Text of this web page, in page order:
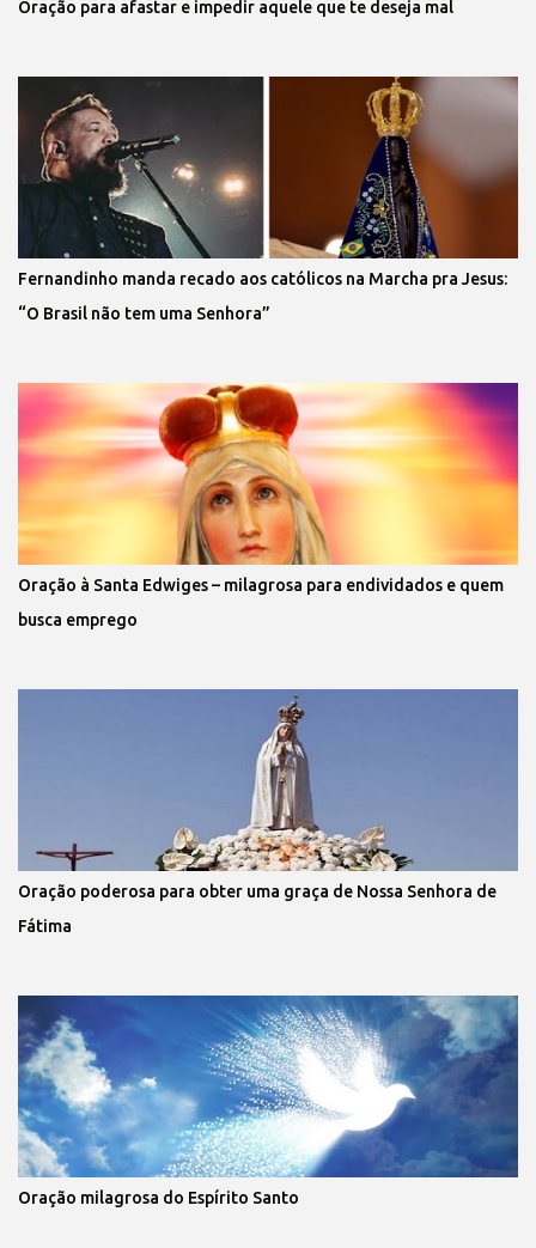
Oração para afastar e impedir aquele que te deseja mal
Fernandinho manda recado aos católicos na Marcha pra Jesus:
“O Brasil não tem uma Senhora”
Oração à Santa Edwiges – milagrosa para endividados e quem
busca emprego
Oração poderosa para obter uma graça de Nossa Senhora de
Fátima
Oração milagrosa do Espírito Santo